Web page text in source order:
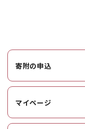
寄附の申込
マイページ